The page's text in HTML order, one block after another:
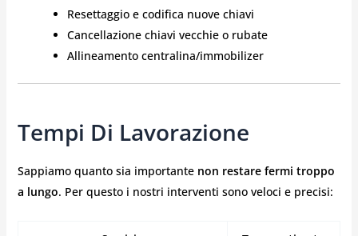
Resettaggio e codifica nuove chiavi
Cancellazione chiavi vecchie o rubate
Allineamento centralina/immobilizer
Tempi Di Lavorazione
Sappiamo quanto sia importante non restare fermi troppo
a lungo. Per questo i nostri interventi sono veloci e precisi: